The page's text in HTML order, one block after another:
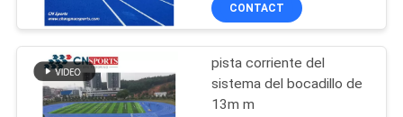
CONTACT
pista corriente del
sistema del bocadillo de
13m m